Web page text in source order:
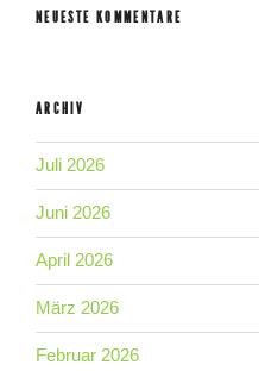
NEUESTE KOMMENTARE
ARCHIV
Juli 2026
Juni 2026
April 2026
März 2026
Februar 2026